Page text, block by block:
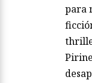
para